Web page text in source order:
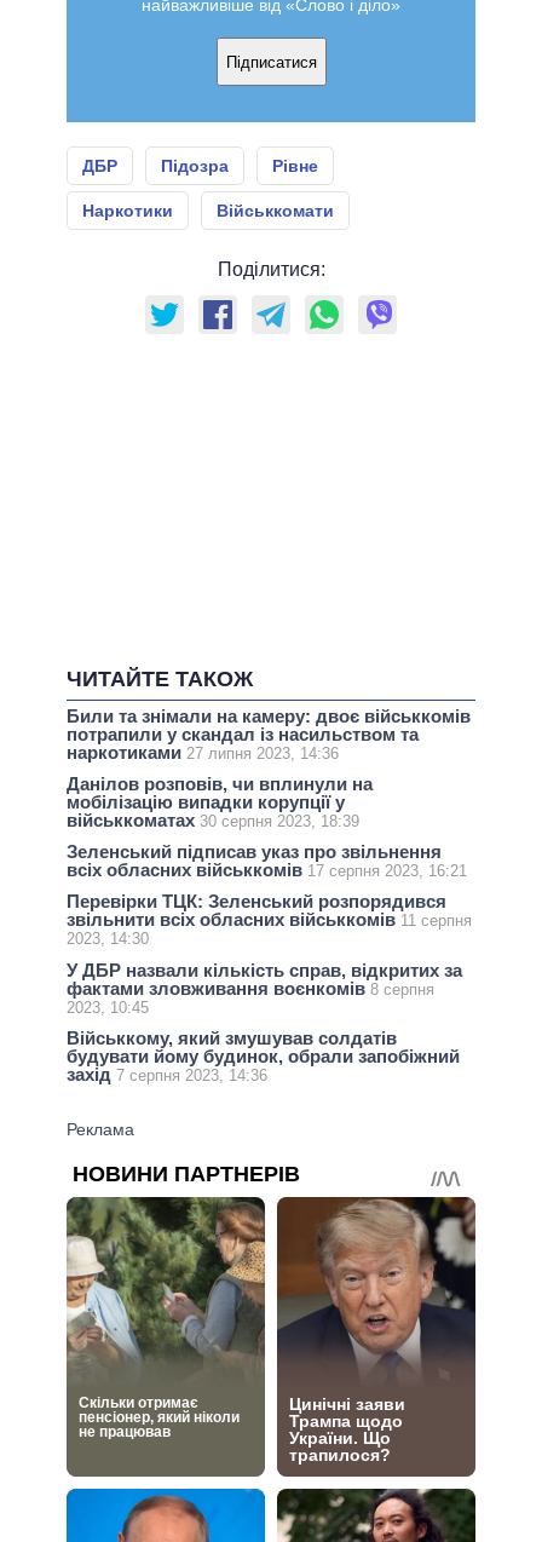
найважливіше від «Слово і діло»
Підписатися
ДБР Підозра Рівне
Наркотики Військкомати
Поділитися:
ЧИТАЙТЕ ТАКОЖ
Били та знімали на камеру: двоє військкомів
потрапили у скандал із насильством та
наркотиками 27 липня 2023, 14:36
Данілов розповів, чи вплинули на
мобілізацію випадки корупції у
військкоматах 30 серпня 2023, 18:39
Зеленський підписав указ про звільнення
всіх обласних військкомів 17 серпня 2023, 16:21
Перевірки ТЦК: Зеленський розпорядився
звільнити всіх обласних військкомів 11 серпня
2023, 14:30
У ДБР назвали кількість справ, відкритих за
фактами зловживання воєнкомів 8 серпня
2023, 10:45
Військкому, який змушував солдатів
будувати йому будинок, обрали запобіжний
захід 7 серпня 2023, 14:36